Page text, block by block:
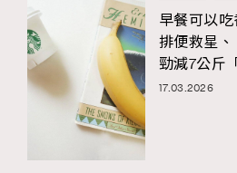
EmpowerF
早餐可以
排便救星
勁減7公斤
17.03.2026